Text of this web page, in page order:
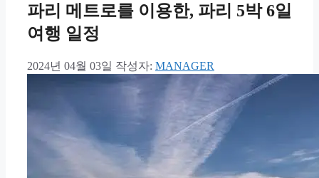
파리 메트로를 이용한, 파리 5박 6일
여행 일정
2024년 04월 03일 작성자: MANAGER